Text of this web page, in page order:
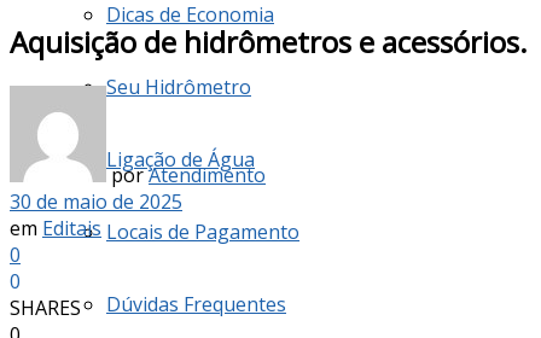
Dicas de Economia
Seu Hidrômetro
Ligação de Água
Locais de Pagamento
Dúvidas Frequentes
Aquisição de hidrômetros e acessórios.
porAtendimento
30 de maio de 2025
em Editais
0
0
SHARES